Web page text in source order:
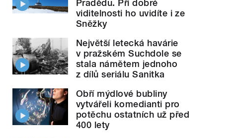
Pradědu. Při dobré
viditelnosti ho uvidíte i ze
Sněžky
Největší letecká havárie
v pražském Suchdole se
stala námětem jednoho
z dílů seriálu Sanitka
Obří mýdlové bubliny
vytvářeli komedianti pro
potěchu ostatních už před
400 lety